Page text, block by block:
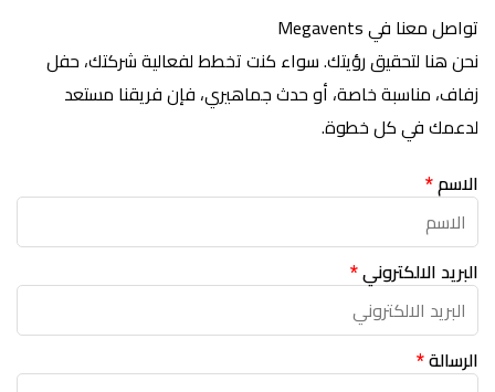
تواصل معنا في Megavents
نحن هنا لتحقيق رؤيتك. سواء كنت تخطط لفعالية شركتك، حفل
زفاف، مناسبة خاصة، أو حدث جماهيري، فإن فريقنا مستعد
لدعمك في كل خطوة.
الاسم *
البريد الالكتروني *
الرسالة *